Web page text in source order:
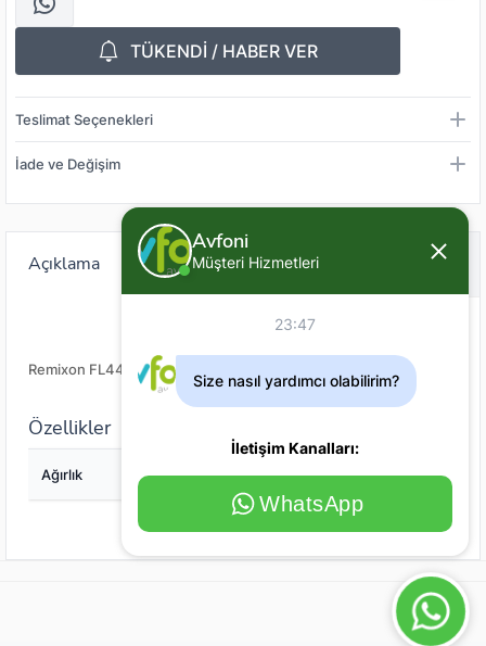
TÜKENDİ / HABER VER
Teslimat Seçenekleri
İade ve Değişim
Açıklama Değerlendirme (0)
Remixon FL44 Şamandıra
Özellikler
Ağırlık 5
Avfoni
Müşteri Hizmetleri
23:47
Size nasıl yardımcı olabilirim?
İletişim Kanalları:
WhatsApp